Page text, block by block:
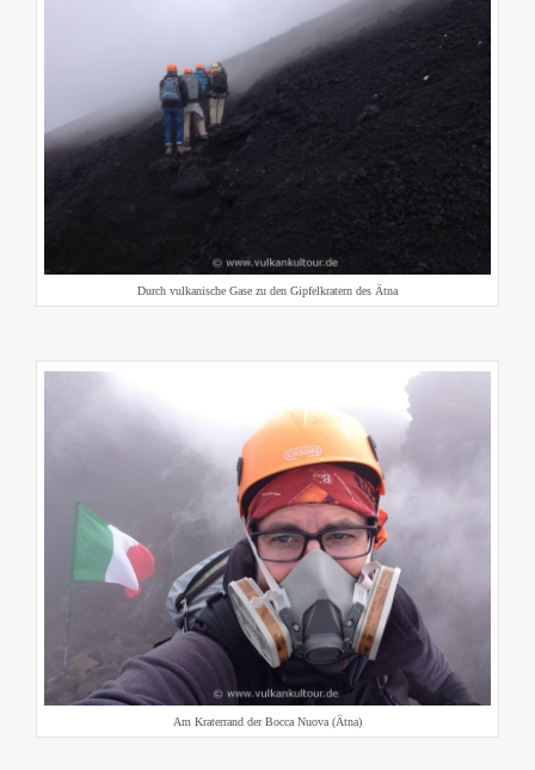
Durch vulkanische Gase zu den Gipfelkratern des Ätna
Am Kraterrand der Bocca Nuova (Ätna)